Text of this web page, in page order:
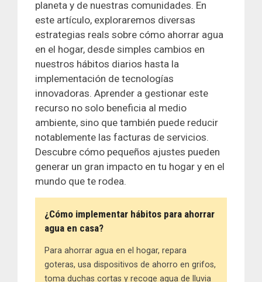
planeta y de nuestras comunidades. En
este artículo, exploraremos diversas
estrategias reals sobre cómo ahorrar agua
en el hogar, desde simples cambios en
nuestros hábitos diarios hasta la
implementación de tecnologías
innovadoras. Aprender a gestionar este
recurso no solo beneficia al medio
ambiente, sino que también puede reducir
notablemente las facturas de servicios.
Descubre cómo pequeños ajustes pueden
generar un gran impacto en tu hogar y en el
mundo que te rodea.
¿Cómo implementar hábitos para ahorrar
agua en casa?
Para ahorrar agua en el hogar, repara
goteras, usa dispositivos de ahorro en grifos,
toma duchas cortas y recoge agua de lluvia